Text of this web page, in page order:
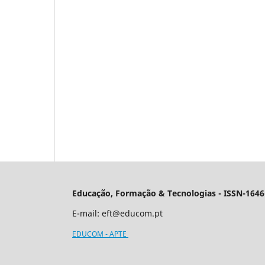
Educação, Formação & Tecnologias - ISSN-
E-mail: eft@educom.pt
EDUCOM - APTE